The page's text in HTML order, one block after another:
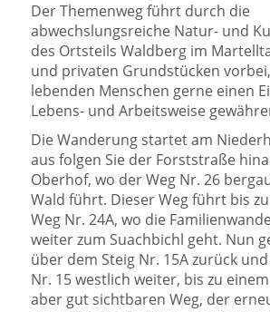
Der Themenweg führt durch die
abwechslungsreiche Natur- und
des Ortsteils Waldberg im
und privaten Grundstücken
lebenden Menschen gerne einen
Lebens- und Arbeitsweise
Die Wanderung startet am
aus folgen Sie der Forststraße
Oberhof, wo der Weg Nr. 26
Wald führt. Dieser Weg führt bis
Weg Nr. 24A, wo die
weiter zum Suachbichl geht. Nun
über dem Steig Nr. 15A zurück
Nr. 15 westlich weiter, bis zu
aber gut sichtbaren Weg, der